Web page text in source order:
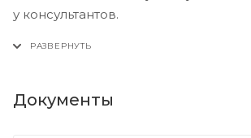
у консультантов.
Документы